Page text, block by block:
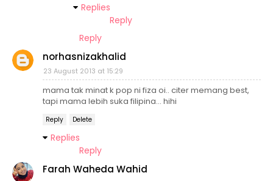
Replies
Reply
Reply
norhasnizakhalid
23 August 2013 at 15:29
mama tak minat k pop ni fiza oi.. citer memang best,
tapi mama lebih suka filipina... hihi
Reply Delete
Replies
Reply
Farah Waheda Wahid